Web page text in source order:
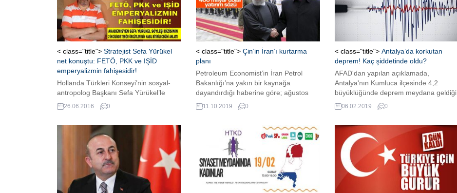
< class="title"> Stratejist Sefa Yürükel
net konuştu: FETÖ, PKK ve IŞİD
emperyalizmin fahişesidir!
Hollanda Türkleri Konseyi’nin sosyal-
antropolog Başkanı Sefa Yürükel’le
gündem yaratan çarpıcı söyleşinin ikinci
bölümü, Avrupa'dan destek gören terör
Yürükel, Avrupa’da yuvalanan FETÖ,
PKK ve DEAŞ-IŞİD terör örgütleri
militanın amaçlarını anlattı.
26.06.2016 0
< class="title"> Çin’in İran’ı kurtarma
planı
Petroleum Economist’in İran Petrol
Bakanlığı’na yakın bir kaynağa
dayandırdığı haberine göre; ağustos
sonunda Pekin’i ziyaret eden İran
Dışişleri Bakanı Cevad Zarif, 2016
İşbirliği Anlaşması’ çerçevesinde
hazırladıkları yol haritasını Çin
yönetimine sundu. İLK 5 YILDA 280
MİLYAR DOLARLIK GİRDİ İran’ın petrol
ve doğalgaz sahalarında yeni üretim
alanları...
11.10.2019 0
< class="title"> Antalya’da korkutan
deprem! Kaç şiddetinde oldu?
AFAD'dan yapılan açıklamada,
Antalya'nın Kumluca ilçesinde 4,2
büyüklüğünde deprem meydana geldiği
bildirildi.
06.02.2019 0